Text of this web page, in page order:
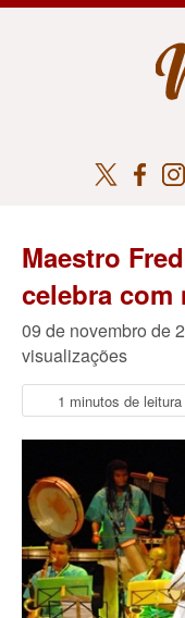
Maestro
celebra com
09 de novembro de
visualizações
1 minutos de leitura